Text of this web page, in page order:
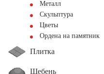
Металл
Скульптура
Цветы
Ордена на памятник
Плитка
Щебень